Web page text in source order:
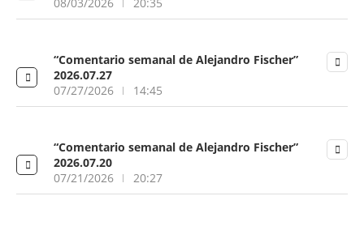
08/03/2026
20:35
“Comentario semanal de Alejandro Fischer”
2026.07.27
07/27/2026
14:45
“Comentario semanal de Alejandro Fischer”
2026.07.20
07/21/2026
20:27